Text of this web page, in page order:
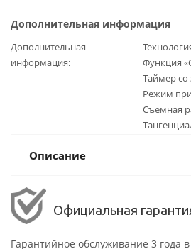
Дополнительная информация
Дополнительная
информация
Функция
Таймер
Режим
Съемная
Описание
Официальная
Гарантийное обслуживание 3 года